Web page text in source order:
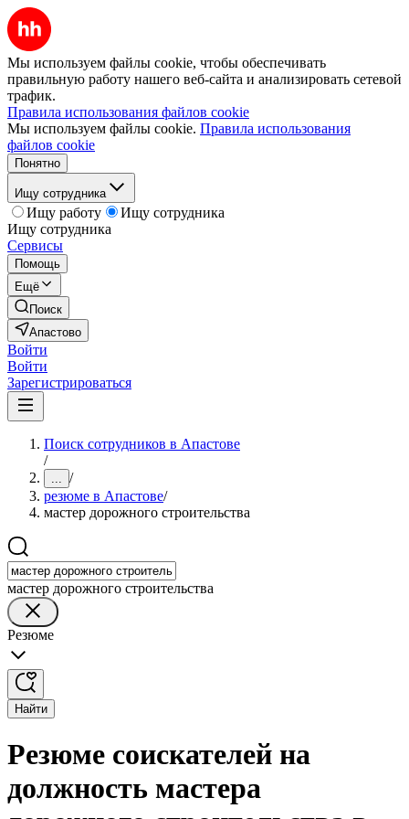
Мы используем файлы cookie, чтобы обеспечивать
правильную работу нашего веб-сайта и анализировать сетевой
трафик.
Правила использования файлов cookie
Мы используем файлы cookie. Правила использования
файлов cookie
Понятно
Ищу сотрудника
Ищу работу
Ищу сотрудника
Ищу сотрудника
Сервисы
Помощь
Ещё
Поиск
Апастово
Войти
Войти
Зарегистрироваться
Поиск сотрудников в Апастове
/
... /
резюме в Апастове/
мастер дорожного строительства
мастер дорожного строительства
Резюме
Найти
Резюме соискателей на
должность мастера